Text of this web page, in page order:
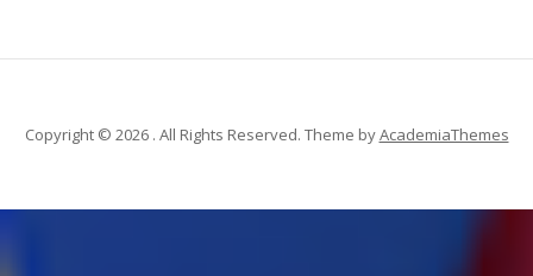
Copyright © 2026 . All Rights Reserved. Theme byAcademiaThemes